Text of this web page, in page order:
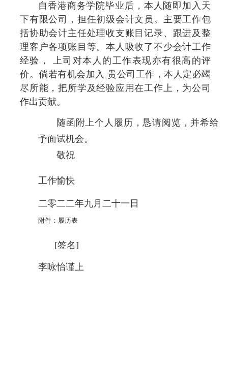
自香港商务学院毕业后，本人随即加入天
下有限公司，担任初级会计文员。主要工作包
括协助会计主任处理收支账目记录、跟进及整
理客户各项账目等。本人吸收了不少会计工作
经验， 上司对本人的工作表现亦有很高的评
价。倘若有机会加入 贵公司工作，本人定必竭
尽所能，把所学及经验应用在工作上，为公司
作出贡献。
随函附上个人履历，恳请阅览，并希给
予面试机会。
敬祝
工作愉快
二零二二年九月二十一日
附件：履历表
[签名]
李咏怡谨上